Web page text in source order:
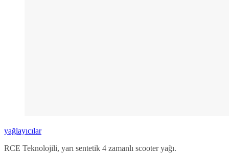
yağlayıcılar
RCE Teknolojili, yarı sentetik 4 zamanlı scooter yağı.